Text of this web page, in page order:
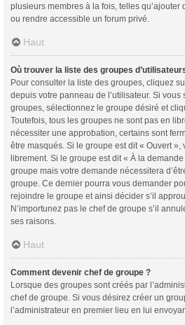
plusieurs membres à la fois, telles
ou rendre accessible un forum privé.
Haut
Où trouver la liste des groupes
Pour consulter la liste des groupes, cliquez
depuis votre panneau de l’utilisateur. Si
groupes, sélectionnez le groupe désiré et
Toutefois, tous les groupes ne sont pas en
nécessiter une approbation, certains sont
être masqués. Si le groupe est dit « Ouvert
librement. Si le groupe est dit « À la
groupe mais votre demande nécessitera
groupe. Ce dernier pourra vous demander
rejoindre le groupe et ainsi décider s’il
N’importunez pas le chef de groupe s’il
ses raisons.
Haut
Comment devenir chef de groupe ?
Lorsque des groupes sont créés par
chef de groupe. Si vous désirez créer un
l’administrateur en premier lieu en lui